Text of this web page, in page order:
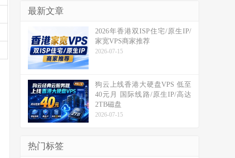
最新文章
2026年香港双ISP住宅/原生IP/
家宽VPS商家推荐
2026-07-15
狗云上线香港大硬盘VPS 低至
40元月 国际线路/原生IP/高达
2TB磁盘
2026-07-15
热门标签